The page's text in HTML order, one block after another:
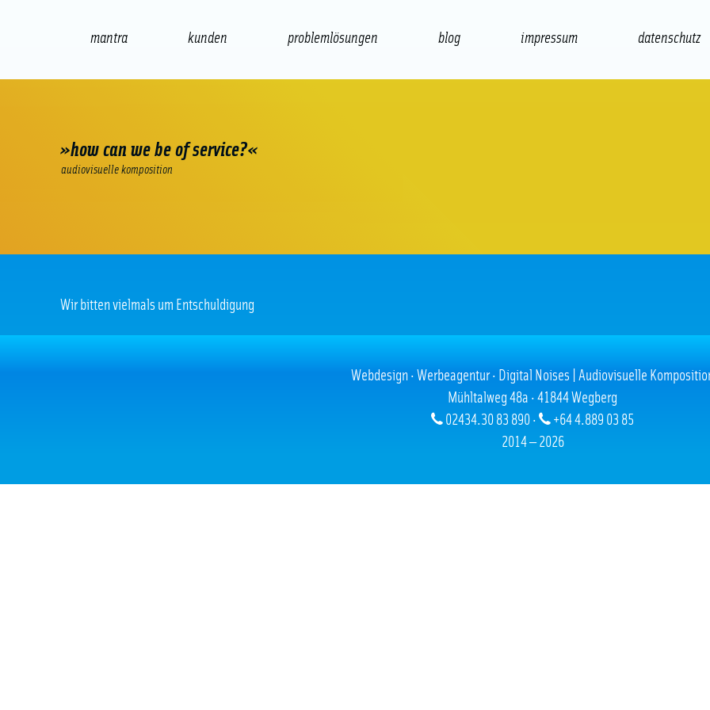
mantra kunden problemlösungen blog impressum datenschutz
»how can we be of service?«
audiovisuelle komposition
Wir bitten vielmals um Entschuldigung
Webdesign · Werbeagentur · Digital Noises | Audiovisuelle
Mühltalweg 48a · 41844 Wegberg
02434.30 83 890 ·
+64 4.889 03 85
2014 — 2026